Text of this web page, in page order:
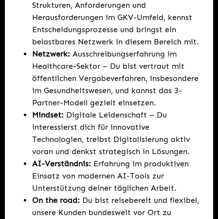
Strukturen, Anforderungen und
Herausforderungen im GKV-Umfeld, kennst
Entscheidungsprozesse und bringst ein
belastbares Netzwerk in diesem Bereich mit.
Netzwerk: Ausschreibungserfahrung im
Healthcare-Sektor – Du bist vertraut mit
öffentlichen Vergabeverfahren, insbesondere
im Gesundheitswesen, und kannst das 3-
Partner-Modell gezielt einsetzen.
Mindset: Digitale Leidenschaft – Du
interessierst dich für innovative
Technologien, treibst Digitalisierung aktiv
voran und denkst strategisch in Lösungen.
AI-Verständnis: Erfahrung im produktiven
Einsatz von modernen AI-Tools zur
Unterstützung deiner täglichen Arbeit.
On the road: Du bist reisebereit und flexibel,
unsere Kunden bundesweit vor Ort zu